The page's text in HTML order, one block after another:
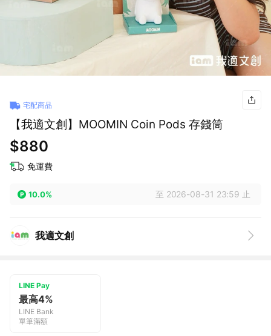
宅配商品
【我適文創】MOOMIN Coin Pods 存錢筒
$880
免運費
10.0% 至 2026-08-31 23:59 止
我適文創
LINE Pay
最高4%
LINE Bank
單筆滿額